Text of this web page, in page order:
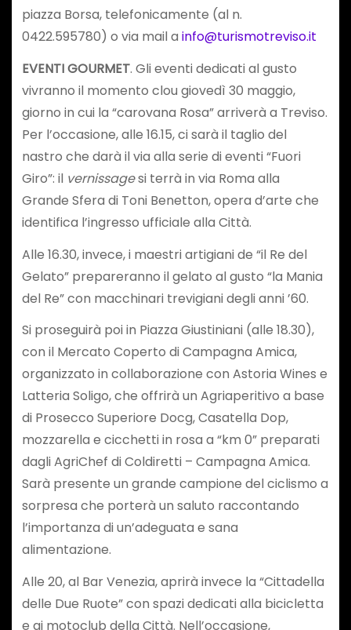
piazza Borsa, telefonicamente (al n.
0422.595780) o via mail a info@turismotreviso.it
EVENTI GOURMET. Gli eventi dedicati al gusto
vivranno il momento clou giovedì 30 maggio,
giorno in cui la “carovana Rosa” arriverà a Treviso.
Per l’occasione, alle 16.15, ci sarà il taglio del
nastro che darà il via alla serie di eventi “Fuori
Giro”: il vernissagesi terrà in via Roma alla
Grande Sfera di Toni Benetton, opera d’arte che
identifica l’ingresso ufficiale alla Città.
Alle 16.30, invece, i maestri artigiani de “il Re del
Gelato” prepareranno il gelato al gusto “la Mania
del Re” con macchinari trevigiani degli anni ’60.
Si proseguirà poi in Piazza Giustiniani (alle 18.30),
con il Mercato Coperto di Campagna Amica,
organizzato in collaborazione con Astoria Wines e
Latteria Soligo, che offrirà un Agriaperitivo a base
di Prosecco Superiore Docg, Casatella Dop,
mozzarella e cicchetti in rosa a “km 0” preparati
dagli AgriChef di Coldiretti – Campagna Amica.
Sarà presente un grande campione del ciclismo a
sorpresa che porterà un saluto raccontando
l’importanza di un’adeguata e sana
alimentazione.
Alle 20, al Bar Venezia, aprirà invece la “Cittadella
delle Due Ruote” con spazi dedicati alla bicicletta
e ai motoclub della Città. Nell’occasione,